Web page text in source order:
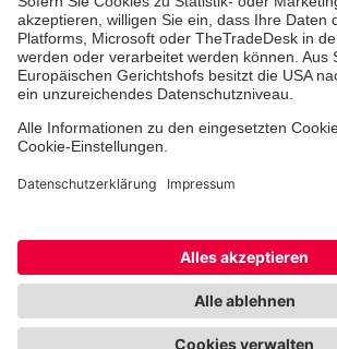
Mitarbeiten & Lernen
Cookie-Einstellungen Datenschutz
Impressum Kontakt